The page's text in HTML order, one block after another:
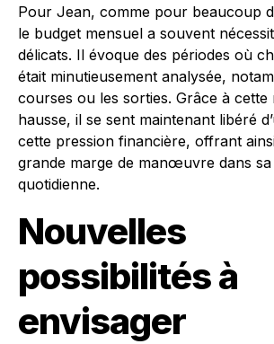
Pour Jean, comme pour beaucoup
le budget mensuel a souvent
délicats. Il évoque des périodes où
était minutieusement analysée,
courses ou les sorties. Grâce à cette
hausse, il se sent maintenant libéré
cette pression financière, offrant
grande marge de manœuvre dans sa
quotidienne.
Nouvelles
possibilités à
envisager